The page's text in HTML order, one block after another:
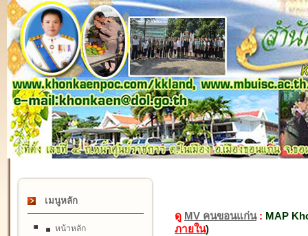
เมนูหลัก
หน้าหลัก
ดู MV คนขอนแก่น: MAP
ภายใน)